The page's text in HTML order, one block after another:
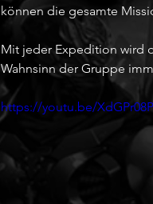
können die gesamte
Mit jeder Expedition wird
Wahnsinn der Gruppe
https://youtu.be/